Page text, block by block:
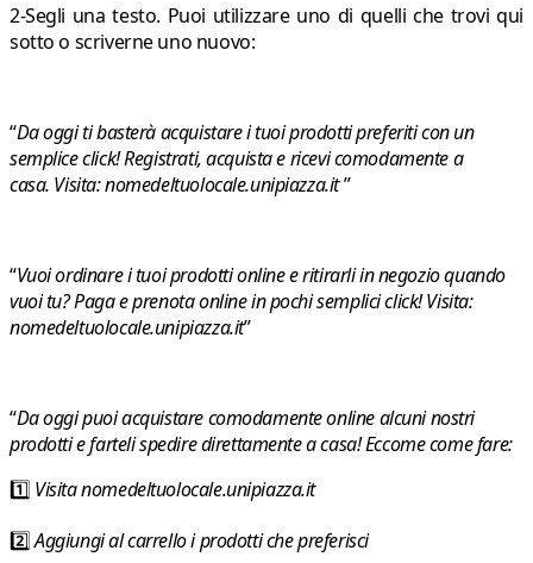
2-Segli una testo. Puoi utilizzare uno di quelli che trovi qui
sotto o scriverne uno nuovo:
“Da oggi ti basterà acquistare i tuoi prodotti preferiti con un
semplice click! Registrati, acquista e ricevi comodamente a
casa. Visita: nomedeltuolocale.unipiazza.it”
“Vuoi ordinare i tuoi prodotti online e ritirarli in negozio quando
vuoi tu? Paga e prenota online in pochi semplici click! Visita:
nomedeltuolocale.unipiazza.it”
“Da oggi puoi acquistare comodamente online alcuni nostri
prodotti e farteli spedire direttamente a casa! Eccome come fare:
1️⃣ Visita nomedeltuolocale.unipiazza.it
2️⃣Aggiungi al carrello i prodotti che preferisci